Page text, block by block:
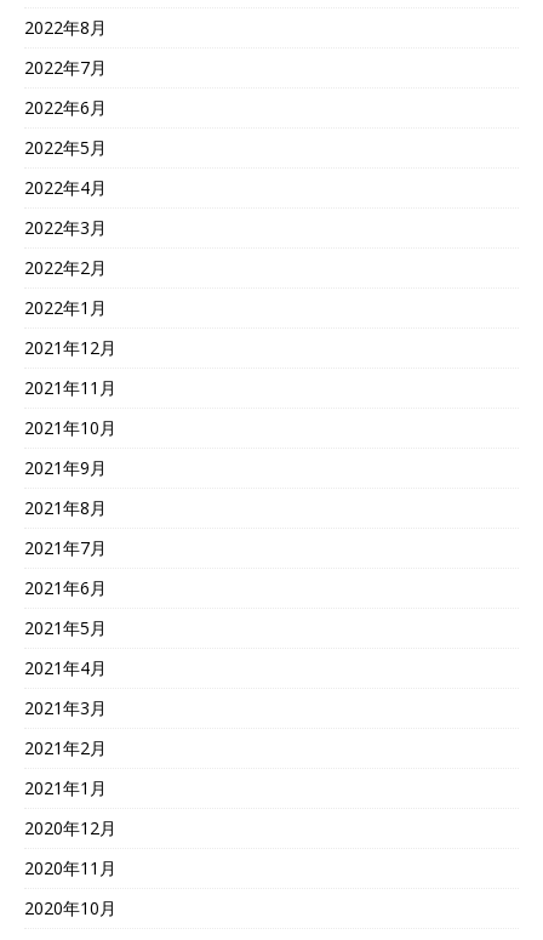
2022年8月
2022年7月
2022年6月
2022年5月
2022年4月
2022年3月
2022年2月
2022年1月
2021年12月
2021年11月
2021年10月
2021年9月
2021年8月
2021年7月
2021年6月
2021年5月
2021年4月
2021年3月
2021年2月
2021年1月
2020年12月
2020年11月
2020年10月